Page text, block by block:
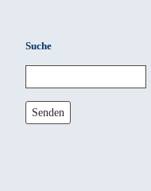
Suche
Senden